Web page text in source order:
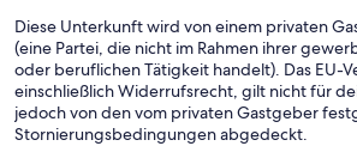
Diese Unterkunft wird von einem privaten
(eine Partei, die nicht im Rahmen ihrer
oder beruflichen Tätigkeit handelt). Das EU-
einschließlich Widerrufsrecht, gilt nicht für
jedoch von den vom privaten Gastgeber
Stornierungsbedingungen abgedeckt.